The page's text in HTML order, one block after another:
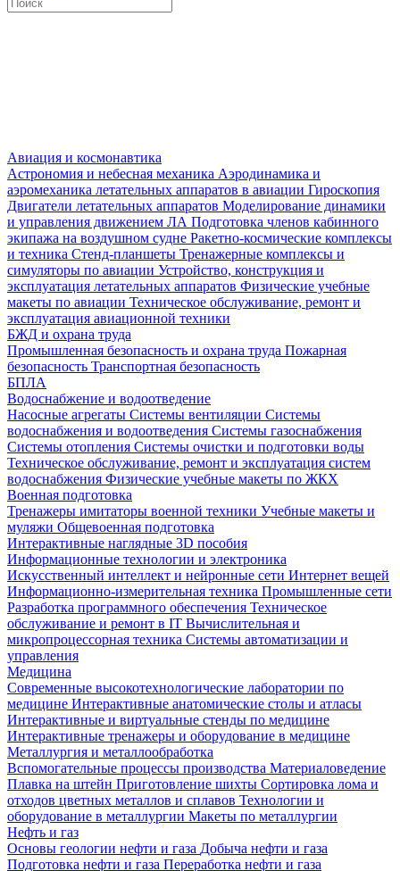
Авиация и космонавтика
Астрономия и небесная механика Аэродинамика и
аэромеханика летательных аппаратов в авиации Гироскопия
Двигатели летательных аппаратов Моделирование динамики
и управления движением ЛА Подготовка членов кабинного
экипажа на воздушном судне Ракетно-космические комплексы
и техника Стенд-планшеты Тренажерные комплексы и
симуляторы по авиации Устройство, конструкция и
эксплуатация летательных аппаратов Физические учебные
макеты по авиации Техническое обслуживание, ремонт и
эксплуатация авиационной техники
БЖД и охрана труда
Промышленная безопасность и охрана труда Пожарная
безопасность Транспортная безопасность
БПЛА
Водоснабжение и водоотведение
Насосные агрегаты Системы вентиляции Системы
водоснабжения и водоотведения Системы газоснабжения
Системы отопления Системы очистки и подготовки воды
Техническое обслуживание, ремонт и эксплуатация систем
водоснабжения Физические учебные макеты по ЖКХ
Военная подготовка
Тренажеры имитаторы военной техники Учебные макеты и
муляжи Общевоенная подготовка
Интерактивные наглядные 3D пособия
Информационные технологии и электроника
Искусственный интеллект и нейронные сети Интернет вещей
Информационно-измерительная техника Промышленные сети
Разработка программного обеспечения Техническое
обслуживание и ремонт в IT Вычислительная и
микропроцессорная техника Системы автоматизации и
управления
Медицина
Современные высокотехнологические лаборатории по
медицине Интерактивные анатомические столы и атласы
Интерактивные и виртуальные стенды по медицине
Интерактивные тренажеры и оборудование в медицине
Металлургия и металлообработка
Вспомогательные процессы производства Материаловедение
Плавка на штейн Приготовление шихты Сортировка лома и
отходов цветных металлов и сплавов Технологии и
оборудование в металлургии Макеты по металлургии
Нефть и газ
Основы геологии нефти и газа Добыча нефти и газа
Подготовка нефти и газа Переработка нефти и газа